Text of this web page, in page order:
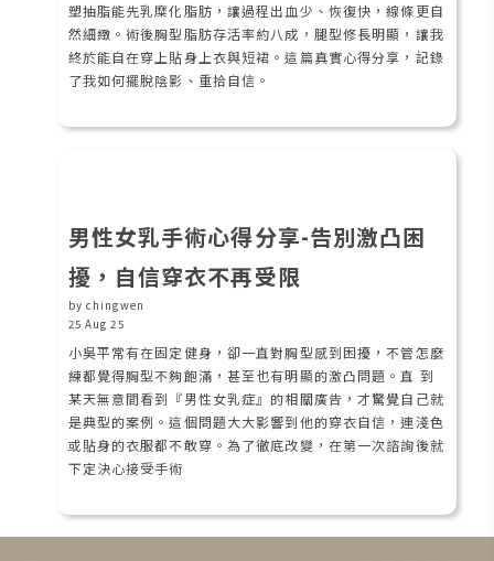
塑抽脂能先乳糜化脂肪，讓過程出血少、恢復快，線條更自
然細緻。術後胸型脂肪存活率約八成，腿型修長明顯，讓我
終於能自在穿上貼身上衣與短裙。這篇真實心得分享，記錄
了我如何擺脫陰影、重拾自信。
男性女乳手術心得分享-告別激凸困
擾，自信穿衣不再受限
by chingwen
25 Aug 25
小吳平常有在固定健身，卻一直對胸型感到困擾，不管怎麼
練都覺得胸型不夠飽滿，甚至也有明顯的激凸問題。直 到
某天無意間看到『男性女乳症』的相關廣告，才驚覺自己就
是典型的案例。這個問題大大影響到他的穿衣自信，連淺色
或貼身的衣服都不敢穿。為了徹底改變，在第一次諮詢後就
下定決心接受手術